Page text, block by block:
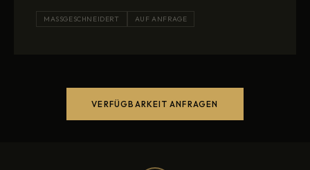
MASSGESCHNEIDERT AUF ANFRAGE
VERFÜGBARKEIT ANFRAGEN